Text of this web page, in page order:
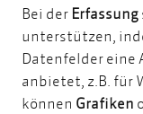
Bei der Erfassung
unterstützen,
Datenfelder eine
anbietet, z.B. für
können Grafiken